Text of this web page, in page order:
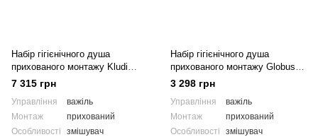
Набір гігієнічного душа
прихованого монтажу Kludi
Zenta SL 489980565
7 315 грн
Управління
важіль
Монтаж
прихований
Особливості
змішувач
Набір гігієнічного душа
прихованого монтажу Globus
Lux GLQU-0110-Q
3 298 грн
Управління
важіль
Монтаж
прихований
Особливості
змішувач